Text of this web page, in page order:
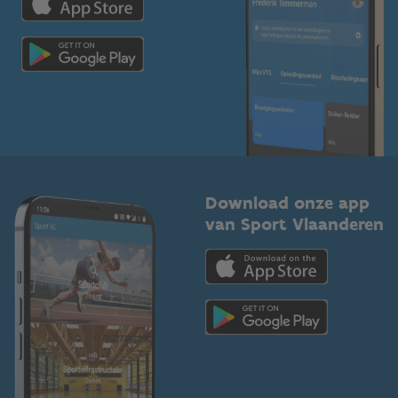
Topsporters
Voor de pers
Download onze app
van Sport Vlaanderen